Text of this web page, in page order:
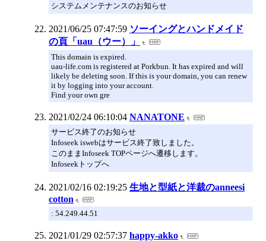
システムメンテナンスのお知らせ
2021/06/25 07:47:59 ソーイングとハンドメイド
の頁「uau（ウー）」
This domain is expired.
uau-life.com is registered at Porkbun. It has expired and will
likely be deleting soon. If this is your domain, you can renew
it by logging into your account.
Find your own gre
2021/02/24 06:10:04 NANATONE
サービス終了のお知らせ
Infoseek iswebはサービス終了致しました。
このままInfoseek TOPページへ遷移します。
Infoseekトップへ
2021/02/16 02:19:25 生地と型紙と洋裁のanneesi
cotton
: 54.249.44.51
2021/01/29 02:57:37 happy-akko